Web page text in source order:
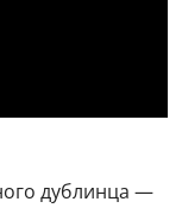
дублинца —